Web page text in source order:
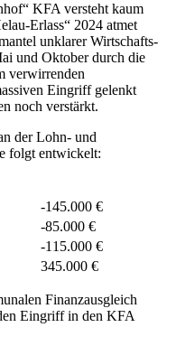
KFA versteht kaum
Erlass“ 2024 atmet
unklarer Wirtschafts-
und Oktober durch die
verwirrenden
Eingriff gelenkt
noch verstärkt.
der Lohn- und
folgt entwickelt:
-145.000 €
-85.000 €
-115.000 €
345.000 €
Finanzausgleich
Eingriff in den KFA